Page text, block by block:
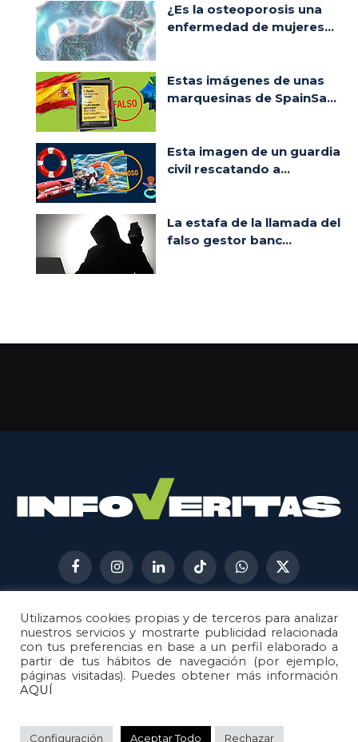
¿Es la osteoporosis una
enfermedad de mujeres...
Estas imágenes de unas
marquesinas de SpainSa...
Esta imagen de un guardia
civil rescatando a...
La estafa de la llamada del
falso gestor banc...
FacebookInstagramLinkedInTikTokWhatsApp
X
(Twitter)
AVISO LEGAL
METODOLOGÍA
POLÍTICA DE COOKIES
POLÍTICA DE CORRECCIONES
© 2026Metech. Todos los derechos reservados.
Utilizamos cookies propias y de terceros para analizar
nuestros servicios y mostrarte publicidad relacionada
con tus preferencias en base a un perfil elaborado a
partir de tus hábitos de navegación (por ejemplo,
páginas visitadas). Puedes obtener más información
AQUÍ
Configuración Aceptar Todo Rechazar